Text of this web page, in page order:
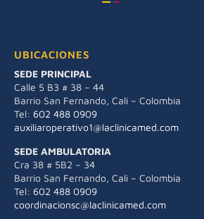
UBICACIONES
SEDE PRINCIPAL
Calle 5 B3 # 38 – 44
Barrio San Fernando, Cali – Colombia
Tel: 602 488 0909
auxiliaroperativo1@laclinicamed.com
SEDE AMBULATORIA
Cra 38 # 5B2 – 34
Barrio San Fernando, Cali – Colombia
Tel: 602 488 0909
coordinacionsc@laclinicamed.com